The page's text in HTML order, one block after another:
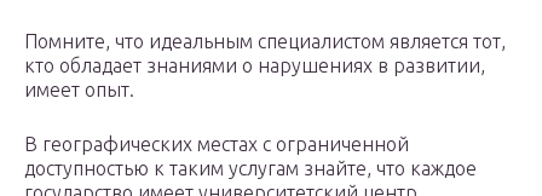
Помните, что идеальным специалистом является тот,
кто обладает знаниями о нарушениях в развитии,
имеет опыт.
В географических местах с ограниченной
доступностью к таким услугам знайте, что каждое